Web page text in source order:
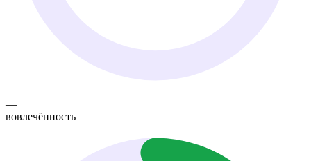
—
вовлечённость